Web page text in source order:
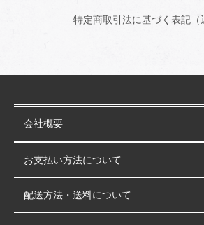
特定商取引法に基づく表記（
会社概要
お支払い方法について
配送方法・送料について